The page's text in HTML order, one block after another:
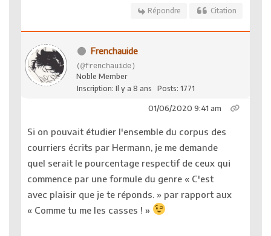
Répondre Citation
Frenchauide
(@frenchauide)
Noble Member
Inscription: Il y a 8 ans
Posts: 1771
01/06/2020 9:41 am
Si on pouvait étudier l'ensemble du corpus des
courriers écrits par Hermann, je me demande
quel serait le pourcentage respectif de ceux qui
commence par une formule du genre « C'est
avec plaisir que je te réponds. » par rapport aux
« Comme tu me les casses ! »